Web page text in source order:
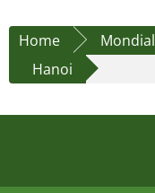
Home Mondial
Hanoi